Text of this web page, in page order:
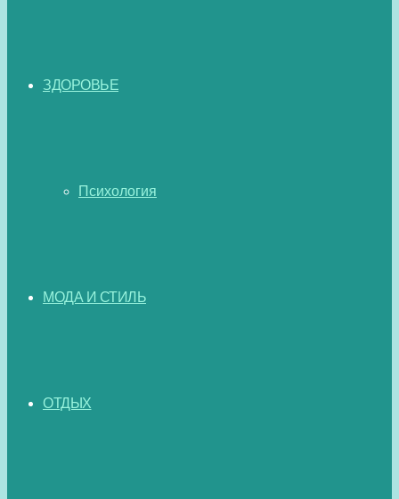
ЗДОРОВЬЕ
Психология
МОДА И СТИЛЬ
ОТДЫХ